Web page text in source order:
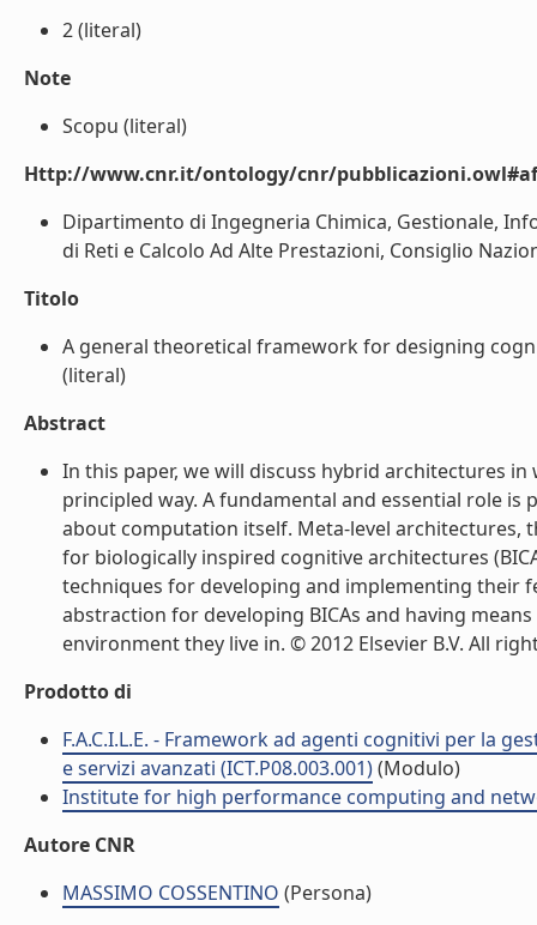
2 (literal)
Note
Scopu (literal)
Http://www.cnr.it/ontology/cnr/
Dipartimento di Ingegneria Chimica, Gestionale,
di Reti e Calcolo Ad Alte Prestazioni, Consiglio
Titolo
A general theoretical framework for designing
(literal)
Abstract
In this paper, we will discuss hybrid architectures
principled way. A fundamental and essential role
about computation itself. Meta-level architectures,
for biologically inspired cognitive architectures
techniques for developing and implementing their
abstraction for developing BICAs and having
environment they live in. © 2012 Elsevier B.V. All
Prodotto di
F.A.C.I.L.E. - Framework ad agenti cognitivi per la
e servizi avanzati (ICT.P08.003.001)(Modulo)
Institute for high performance computing and
Autore CNR
MASSIMO COSSENTINO (Persona)